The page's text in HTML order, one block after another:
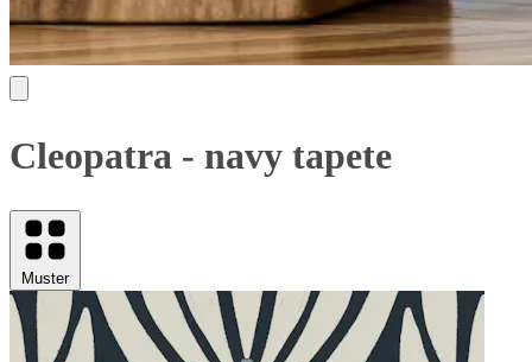
Cleopatra - navy tapete
Muster